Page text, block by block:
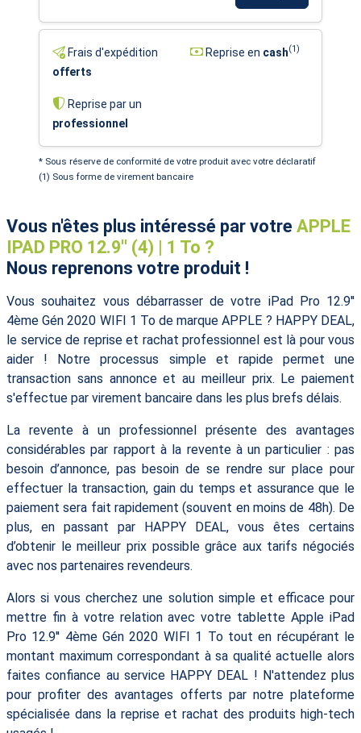
Frais d'expédition
offerts
Reprise en cash(1)
Reprise par un
professionnel
* Sous réserve de conformité de votre produit avec votre déclaratif
(1) Sous forme de virement bancaire
Vous n'êtes plus intéressé par votre APPLE
IPAD PRO 12.9'' (4) | 1 To ?
Nous reprenons votre produit !
Vous souhaitez vous débarrasser de votre iPad Pro 12.9''
4ème Gén 2020 WIFI 1 To de marque APPLE ? HAPPY DEAL,
le service de reprise et rachat professionnel est là pour vous
aider ! Notre processus simple et rapide permet une
transaction sans annonce et au meilleur prix. Le paiement
s'effectue par virement bancaire dans les plus brefs délais.
La revente à un professionnel présente des avantages
considérables par rapport à la revente à un particulier : pas
besoin d’annonce, pas besoin de se rendre sur place pour
effectuer la transaction, gain du temps et assurance que le
paiement sera fait rapidement (souvent en moins de 48h). De
plus, en passant par HAPPY DEAL, vous êtes certains
d’obtenir le meilleur prix possible grâce aux tarifs négociés
avec nos partenaires revendeurs.
Alors si vous cherchez une solution simple et efficace pour
mettre fin à votre relation avec votre tablette Apple iPad
Pro 12.9'' 4ème Gén 2020 WIFI 1 To tout en récupérant le
montant maximum correspondant à sa qualité actuelle alors
faites confiance au service HAPPY DEAL ! N'attendez plus
pour profiter des avantages offerts par notre plateforme
spécialisée dans la reprise et rachat des produits high-tech